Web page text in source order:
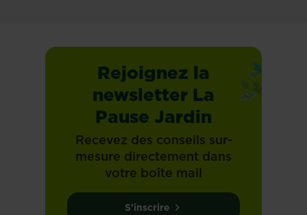
Rejoignez la
newsletter La
Pause Jardin
Recevez des conseils sur-
mesure directement dans
votre boîte mail
S'inscrire